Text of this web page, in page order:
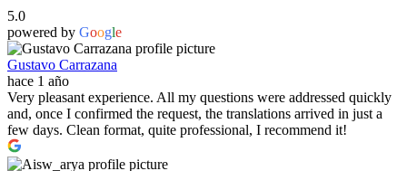
5.0
powered by Google
Gustavo Carrazana
hace 1 año
Very pleasant experience. All my questions were addressed quickly
and, once I confirmed the request, the translations arrived in just a
few days. Clean format, quite professional, I recommend it!